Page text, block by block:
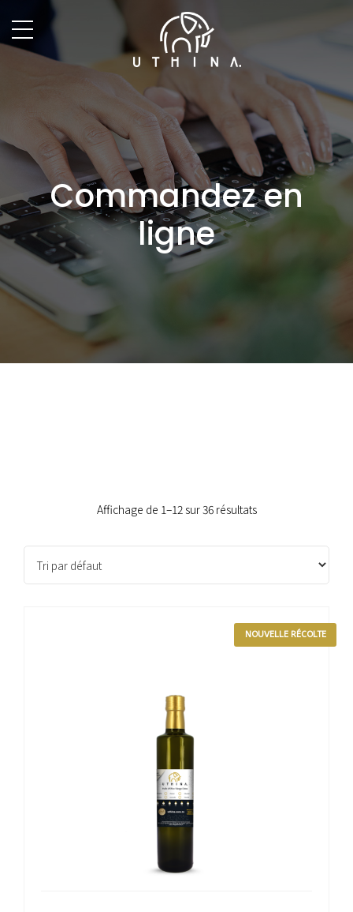
Commandez en
ligne
Affichage de 1–12 sur 36 résultats
NOUVELLE RÉCOLTE